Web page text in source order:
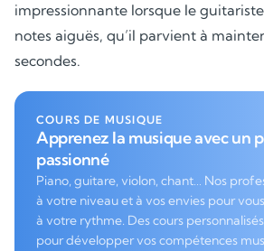
impressionnante lorsque le
notes aiguës, qu’il parvient à
secondes.
COURS DE MUSIQUE
Apprenez la musique avec un
passionné
Piano, guitare, violon, chant… Nos
à votre niveau et à vos envies pour
à votre rythme. Des cours
pour développer vos compétences